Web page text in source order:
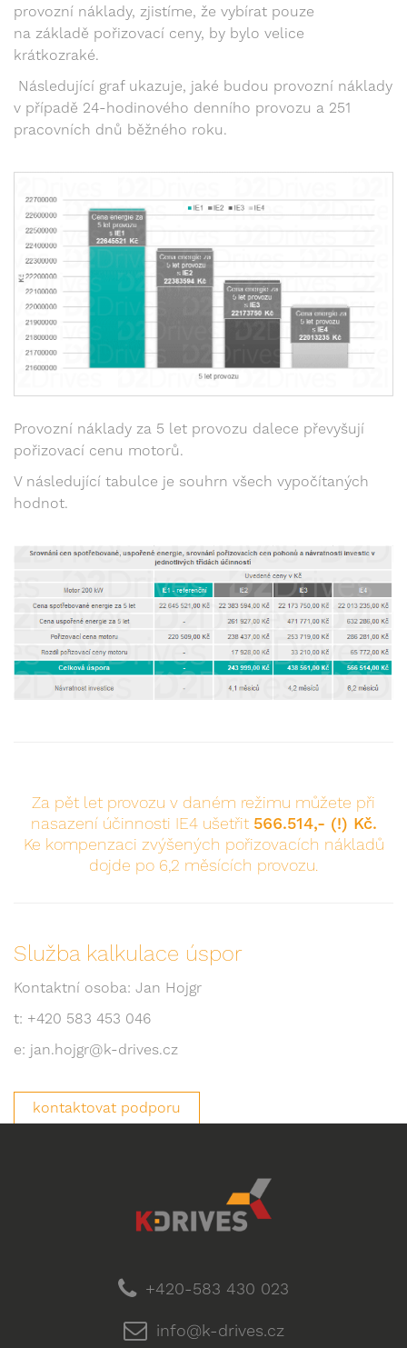
provozní náklady, zjistíme, že vybírat pouze
na základě pořizovací ceny, by bylo velice
krátkozraké.
Následující graf ukazuje, jaké budou provozní náklady
v případě 24-hodinového denního provozu a 251
pracovních dnů běžného roku.
Provozní náklady za 5 let provozu dalece převyšují
pořizovací cenu motorů.
V následující tabulce je souhrn všech vypočítaných
hodnot.
Za pět let provozu v daném režimu můžete při
nasazení účinnosti IE4 ušetřit 566.514,- (!) Kč.
Ke kompenzaci zvýšených pořizovacích nákladů
dojde po 6,2 měsících provozu.
Služba kalkulace úspor
Kontaktní osoba: Jan Hojgr
t: +420 583 453 046
e: jan.hojgr@k-drives.cz
kontaktovat podporu
+420-583 430 023
info@k-drives.cz